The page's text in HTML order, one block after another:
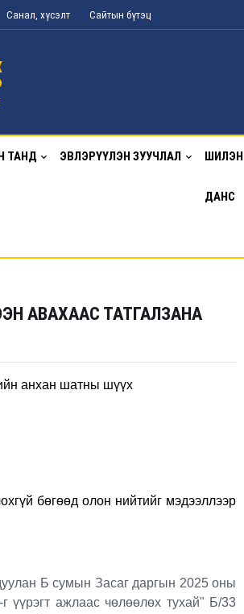
Санал, хүсэлт Сайтын бүтэц
ТАНД ЭВЛЭРҮҮЛЭН ЗУУЧЛАЛ ШИЛЭН
ДАНС
АВАХААС ТАТГАЛЗАНА
анхан шатны шүүх
бөгөөд олон нийтийг мэдээллээр
Б сумын Засаг даргын 2025 оны
ажлаас чөлөөлөх тухай" Б/33